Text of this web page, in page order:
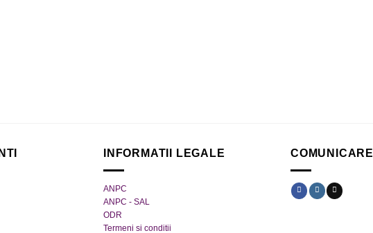
INFORMATII LEGALE
ANPC
ANPC - SAL
ODR
Termeni si conditii
COMUNICARE